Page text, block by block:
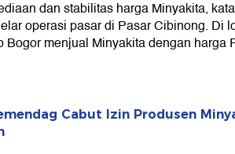
dan stabilitas harga Minyakita,
operasi pasar di Pasar Cibinong. Di
Bogor menjual Minyakita dengan harga
Cabut Izin Produsen